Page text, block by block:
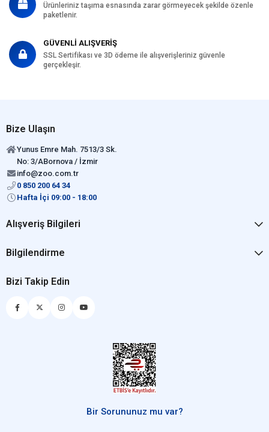
Ürünleriniz taşıma esnasında zarar görmeyecek şekilde özenle
paketlenir.
GÜVENLİ ALIŞVERİŞ
SSL Sertifikası ve 3D ödeme ile alışverişleriniz güvenle
gerçekleşir.
Bize Ulaşın
Yunus Emre Mah. 7513/3 Sk.
No: 3/ABornova / İzmir
info@zoo.com.tr
0 850 200 64 34
Hafta İçi 09:00 - 18:00
Alışveriş Bilgileri
Bilgilendirme
Bizi Takip Edin
Bir Sorununuz mu var?